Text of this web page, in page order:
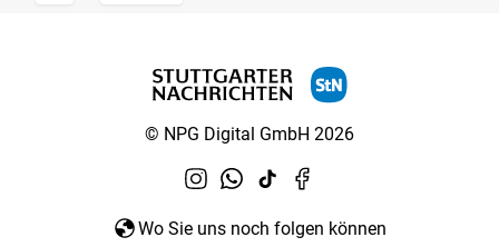
© NPG Digital GmbH 2026
Wo Sie uns noch folgen können